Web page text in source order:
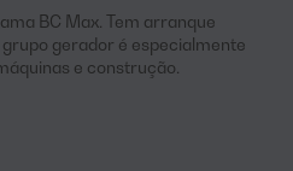
BC Max. Tem arranque
gerador é especialmente
e construção.